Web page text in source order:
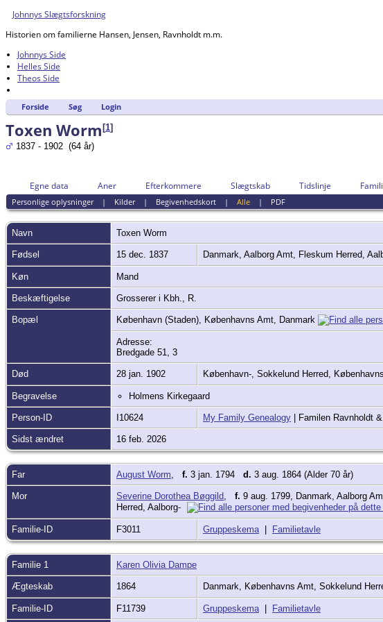
Johnnys Slægtsforskning
Historien om familierne Hansen, Jensen, Ravnholdt m.m.
Johnnys Side
Helles Side
Theos Side
Forside Søg Login
Toxen Worm [1]
1837 - 1902 (64 år)
Egne data Aner Efterkommere Slægtskab Tidslinje
Personlige oplysninger| Kilder| Begivenhedskort| Alle| PDF
Navn Toxen Worm
Fødsel 15 dec. 1837 Danmark, Aalborg Amt, Fleskum Herred,
Køn Mand
Beskæftigelse Grosserer i Kbh., R.
Bopæl København (Staden), Københavns Amt, Danmark
Adresse:
Bredgade 51, 3
Død 28 jan. 1902 København-, Sokkelund Herred,
Begravelse Holmens Kirkegaard
Person-ID I10624 My Family Genealogy | Familen Ravnholdt
Sidst ændret 16 feb. 2026
Far August Worm, f. 3 jan. 1794 d. 3 aug. 1864 (Alder 70 år)
Mor Severine Dorothea Bøggild, f. 9 aug. 1799, Danmark, Aalborg
Herred, Aalborg-
Familie-ID F3011 Gruppeskema| Familietavle
Familie 1 Karen Olivia Dampe
Ægteskab 1864 Danmark, Københavns Amt, Sokkelund
Familie-ID F11739 Gruppeskema| Familietavle